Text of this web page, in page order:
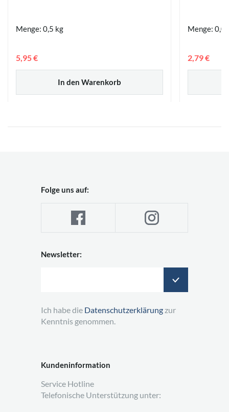
Menge: 0,5 kg
In den Warenkorb
5,95 €
Menge:
2,79 €
Kundeninformation
Service Hotline
Telefonische Unterstützung unter:
Folge uns auf:
Newsletter:
Ich habe die Datenschutzerklärung zur
Kenntnis genommen.